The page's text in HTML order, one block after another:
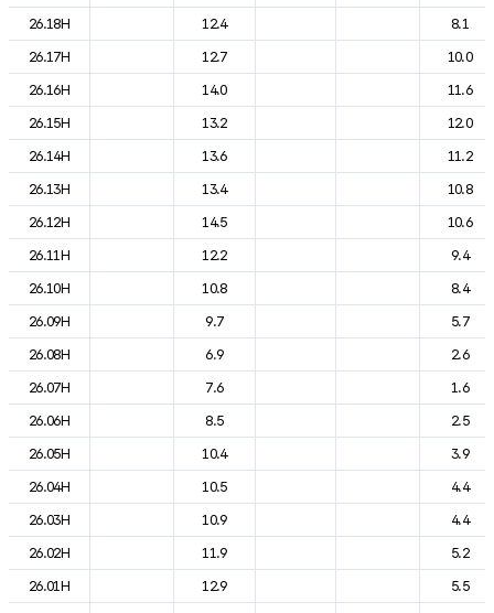
26.18H
12.4
8.1
26.17H
12.7
10.0
26.16H
14.0
11.6
26.15H
13.2
12.0
26.14H
13.6
11.2
26.13H
13.4
10.8
26.12H
14.5
10.6
26.11H
12.2
9.4
26.10H
10.8
8.4
26.09H
9.7
5.7
26.08H
6.9
2.6
26.07H
7.6
1.6
26.06H
8.5
2.5
26.05H
10.4
3.9
26.04H
10.5
4.4
26.03H
10.9
4.4
26.02H
11.9
5.2
26.01H
12.9
5.5